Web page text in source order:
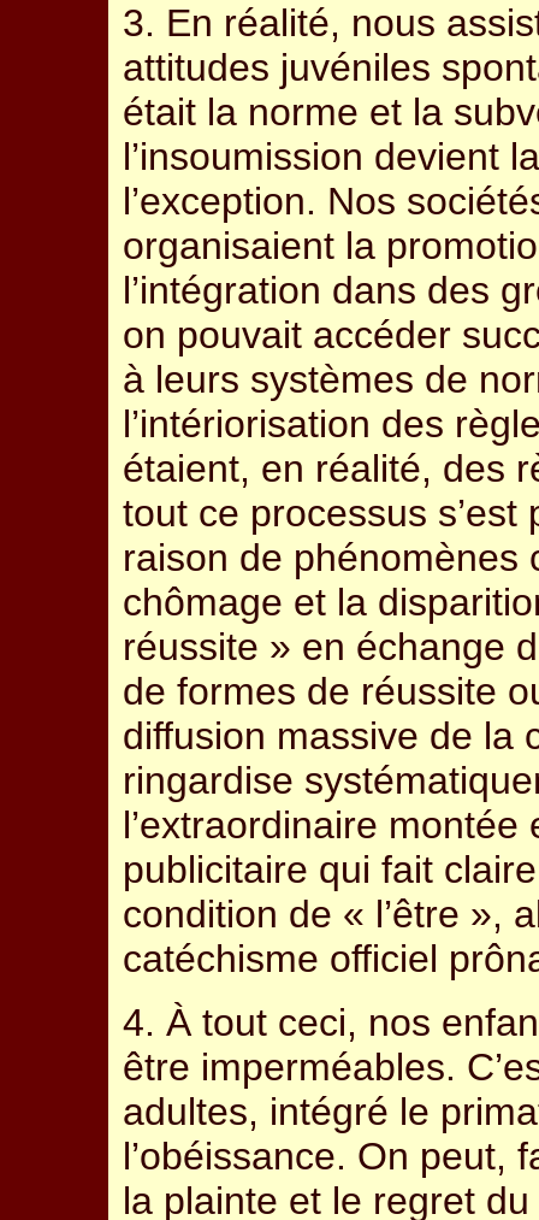
3. En réalité, nous
attitudes juvéniles
était la norme et la
l’insoumission devient
l’exception. Nos
organisaient la
l’intégration dans des
on pouvait accéder
à leurs systèmes de
l’intériorisation des
étaient, en réalité, des
tout ce processus
raison de phénomènes
chômage et la
réussite » en échange
de formes de réussite
diffusion massive de la
ringardise
l’extraordinaire
publicitaire qui fait
condition de « l’être »,
catéchisme officiel
4. À tout ceci, nos
être imperméables.
adultes, intégré le
l’obéissance. On peut,
la plainte et le regret